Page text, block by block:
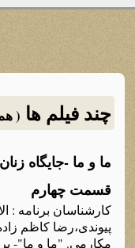
چند فیلم ها (
ما و ما -جایگاه‌
قسمت چهارم
کارشناسان برنامه‌ :
پیوندی،رضا کاظم
مکارمی. "ما و ما"-